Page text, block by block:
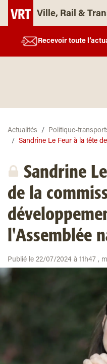
Ville, Rail &
Recevoir toute
Actualités
Politique-
Sandrine Le Feur à la tête
Sandrine
de la
l'Assemblée
Publié le 22/07/2024 à 11h47 ,